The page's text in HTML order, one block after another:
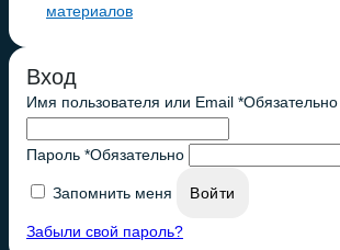
материалов
Вход
Имя пользователя или Email *Обязательно
Пароль *Обязательно
Запомнить меня Войти
Забыли свой пароль?